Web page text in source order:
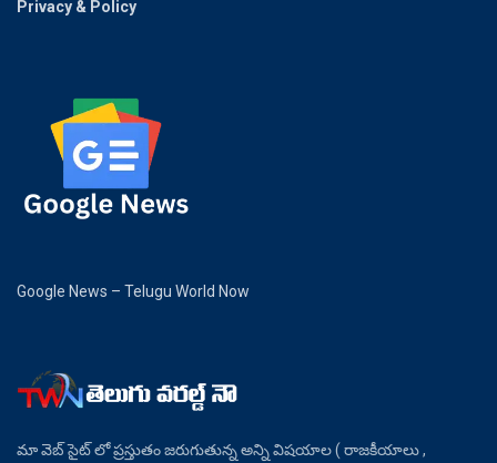
Privacy & Policy
Google News – Telugu World Now
మా వెబ్ సైట్ లో ప్రస్తుతం జరుగుతున్న అన్ని విషయాల ( రాజకీయాలు ,